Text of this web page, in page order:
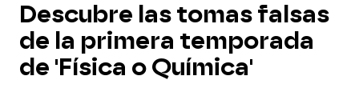
Descubre las tomas falsas
de la primera temporada
de 'Física o Química'